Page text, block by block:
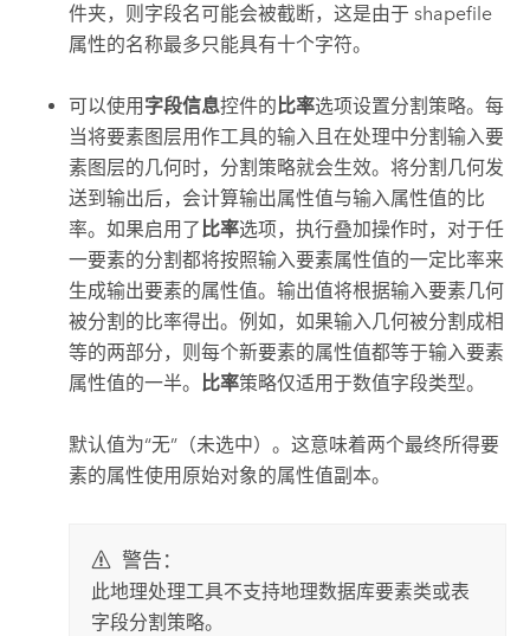
件夹，则字段名可能会被截断，这是由于 shapefile
属性的名称最多只能具有十个字符。
可以使用 字段信息控件的比率选项设置分割策略。每
当将要素图层用作工具的输入且在处理中分割输入要
素图层的几何时，分割策略就会生效。将分割几何发
送到输出后，会计算输出属性值与输入属性值的比
率。如果启用了比率选项，执行叠加操作时，对于任
一要素的分割都将按照输入要素属性值的一定比率来
生成输出要素的属性值。输出值将根据输入要素几何
被分割的比率得出。例如，如果输入几何被分割成相
等的两部分，则每个新要素的属性值都等于输入要素
属性值的一半。 比率策略仅适用于数值字段类型。
默认值为“无”（未选中）。这意味着两个最终所得要
素的属性使用原始对象的属性值副本。
警告：
此地理处理工具不支持地理数据库要素类或表
字段分割策略。